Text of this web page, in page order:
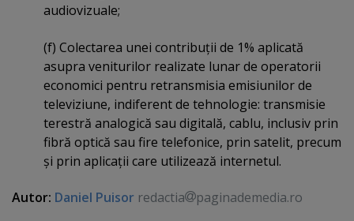
audiovizuale;
(f) Colectarea unei contribuţii de 1% aplicată
asupra veniturilor realizate lunar de operatorii
economici pentru retransmisia emisiunilor de
televiziune, indiferent de tehnologie: transmisie
terestră analogică sau digitală, cablu, inclusiv prin
fibră optică sau fire telefonice, prin satelit, precum
şi prin aplicaţii care utilizează internetul.
Autor: Daniel Puisor redactia paginademedia.ro